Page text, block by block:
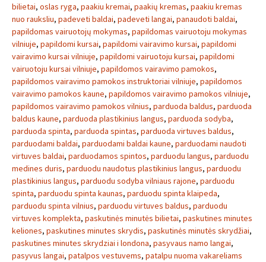
bilietai, oslas ryga, paakiu kremai, paakių kremas, paakiu kremas
nuo rauksliu, padeveti baldai, padeveti langai, panaudoti baldai,
papildomas vairuotojų mokymas, papildomas vairuotoju mokymas
vilniuje, papildomi kursai, papildomi vairavimo kursai, papildomi
vairavimo kursai vilniuje, papildomi vairuotoju kursai, papildomi
vairuotoju kursai vilniuje, papildomos vairavimo pamokos,
papildomos vairavimo pamokos instruktoriai vilniuje, papildomos
vairavimo pamokos kaune, papildomos vairavimo pamokos vilniuje,
papildomos vairavimo pamokos vilnius, parduoda baldus, parduoda
baldus kaune, parduoda plastikinius langus, parduoda sodyba,
parduoda spinta, parduoda spintas, parduoda virtuves baldus,
parduodami baldai, parduodami baldai kaune, parduodami naudoti
virtuves baldai, parduodamos spintos, parduodu langus, parduodu
medines duris, parduodu naudotus plastikinius langus, parduodu
plastikinius langus, parduodu sodyba vilniaus rajone, parduodu
spinta, parduodu spinta kaunas, parduodu spinta klaipeda,
parduodu spinta vilnius, parduodu virtuves baldus, parduodu
virtuves komplekta, paskutinės minutės bilietai, paskutines minutes
keliones, paskutines minutes skrydis, paskutinės minutės skrydžiai,
paskutines minutes skrydziai i londona, pasyvaus namo langai,
pasyvus langai, patalpos vestuvems, patalpu nuoma vakareliams